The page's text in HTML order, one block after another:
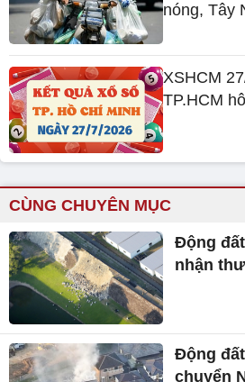
nóng, Tây
XSHCM
TP.HCM
CÙNG CHUYÊN MỤC
Động
nhận
Động
chuyển